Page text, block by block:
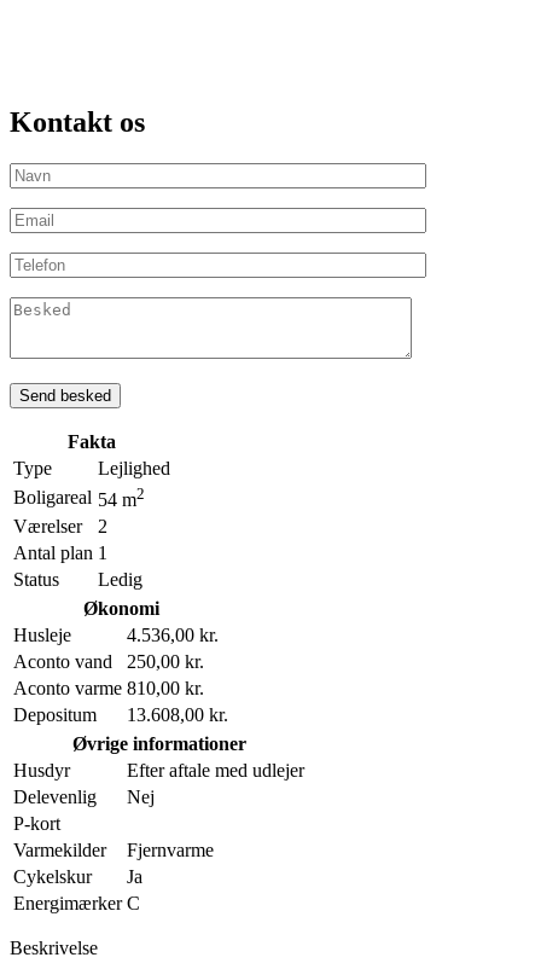
Kontakt os
Fakta
Type
Lejlighed
Boligareal 54 m2
Værelser
2
Antal plan 1
Status
Ledig
Økonomi
Husleje
4.536,00 kr.
Aconto vand
250,00 kr.
Aconto varme 810,00 kr.
Depositum
13.608,00 kr.
Øvrige informationer
Husdyr
Efter aftale med udlejer
Delevenlig
Nej
P-kort
Varmekilder
Fjernvarme
Cykelskur
Ja
Energimærker C
Beskrivelse